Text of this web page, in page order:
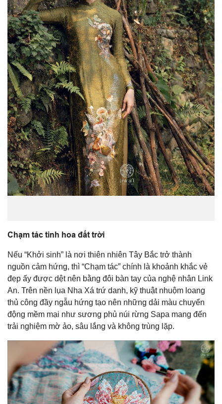
Chạm tác tinh hoa đất trời
Nếu “Khởi sinh” là nơi thiên nhiên Tây Bắc trở thành
nguồn cảm hứng, thì “Chạm tác” chính là khoảnh khắc vẻ
đẹp ấy được dệt nên bằng đôi bàn tay của nghệ nhân Link
An. Trên nền lụa Nha Xá trứ danh, kỹ thuật nhuộm loang
thủ công đầy ngẫu hứng tạo nên những dải màu chuyển
động mềm mại như sương phủ núi rừng Sapa mang đến
trải nghiệm mờ ảo, sâu lắng và không trùng lặp.